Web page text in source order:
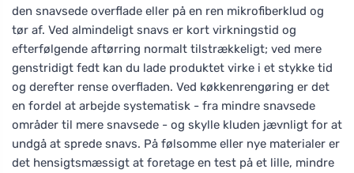
den snavsede overflade eller på en ren mikrofiberklud og
tør af. Ved almindeligt snavs er kort virkningstid og
efterfølgende aftørring normalt tilstrækkeligt; ved mere
genstridigt fedt kan du lade produktet virke i et stykke tid
og derefter rense overfladen. Ved køkkenrengøring er det
en fordel at arbejde systematisk - fra mindre snavsede
områder til mere snavsede - og skylle kluden jævnligt for at
undgå at sprede snavs. På følsomme eller nye materialer er
det hensigtsmæssigt at foretage en test på et lille, mindre